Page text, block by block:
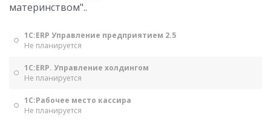
материнством"..
1С:ERP Управление предприятием 2.5
Не планируется
1С:ERP. Управление холдингом
Не планируется
1С:Рабочее место кассира
Не планируется